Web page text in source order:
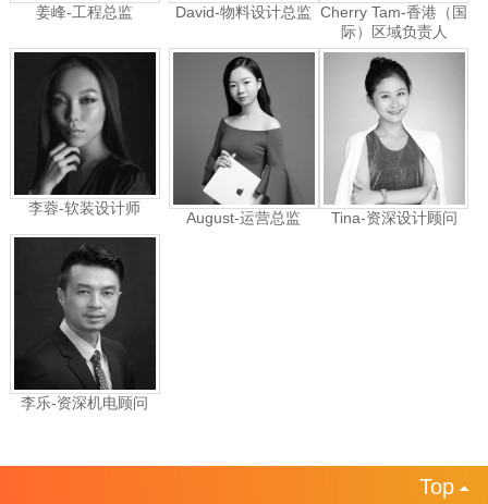
姜峰-工程总监 David-物料设计总监 Cherry Tam-香港（国
际）区域负责人
李蓉-软装设计师
August-运营总监 Tina-资深设计顾问
李乐-资深机电顾问
Top